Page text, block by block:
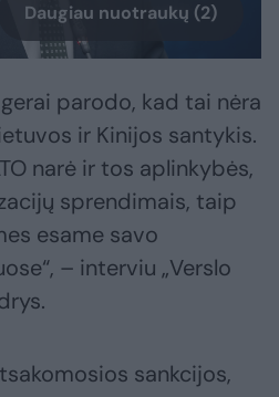
Daugiau nuotraukų (2)
parodo, kad tai nėra
ir Kinijos santykis.
narė ir tos aplinkybės,
sprendimais, taip
esame savo
– interviu „Verslo
sankcijos,